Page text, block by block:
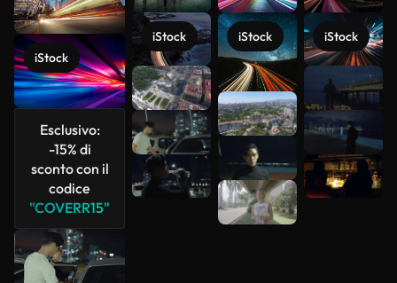
iStock
Esclusivo:
-15% di
sconto con il
codice
"COVERR15"
iStock iStock iStock
Scopri di
più